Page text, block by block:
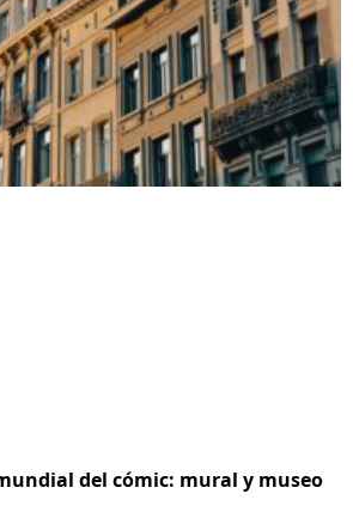
del cómic: mural y museo